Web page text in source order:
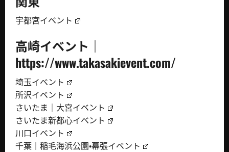
宇都宮イベント
高崎イベント｜
https://www.takasakievent.com/
埼玉イベント
所沢イベント
さいたま｜大宮イベント
さいたま新都心イベント
川口イベント
千葉｜稲毛海浜公園・幕張イベント